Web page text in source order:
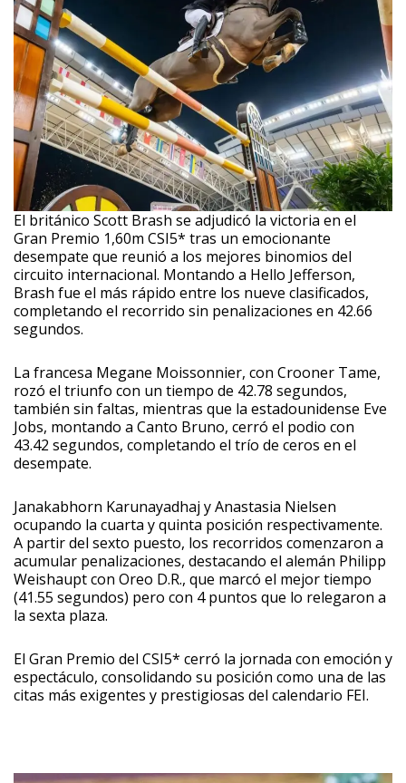
El británico Scott Brash se adjudicó la victoria en el
Gran Premio 1,60m CSI5* tras un emocionante
desempate que reunió a los mejores binomios del
circuito internacional. Montando a Hello Jefferson,
Brash fue el más rápido entre los nueve clasificados,
completando el recorrido sin penalizaciones en 42.66
segundos.
La francesa Megane Moissonnier, con Crooner Tame,
rozó el triunfo con un tiempo de 42.78 segundos,
también sin faltas, mientras que la estadounidense Eve
Jobs, montando a Canto Bruno, cerró el podio con
43.42 segundos, completando el trío de ceros en el
desempate.
Janakabhorn Karunayadhaj y Anastasia Nielsen
ocupando la cuarta y quinta posición respectivamente.
A partir del sexto puesto, los recorridos comenzaron a
acumular penalizaciones, destacando el alemán Philipp
Weishaupt con Oreo D.R., que marcó el mejor tiempo
(41.55 segundos) pero con 4 puntos que lo relegaron a
la sexta plaza.
El Gran Premio del CSI5* cerró la jornada con emoción y
espectáculo, consolidando su posición como una de las
citas más exigentes y prestigiosas del calendario FEI.